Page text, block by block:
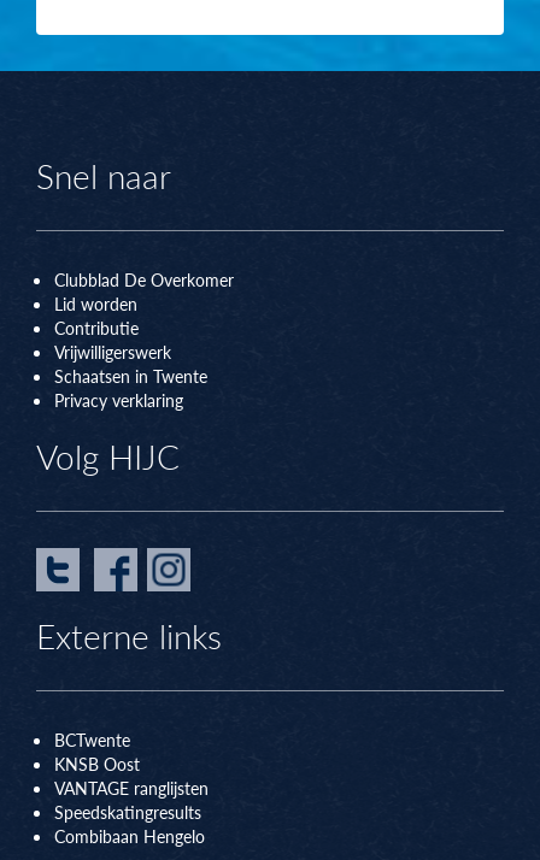
Snel naar
Clubblad De Overkomer
Lid worden
Contributie
Vrijwilligerswerk
Schaatsen in Twente
Privacy verklaring
Volg HIJC
Externe links
BCTwente
KNSB Oost
VANTAGE ranglijsten
Speedskatingresults
Combibaan Hengelo